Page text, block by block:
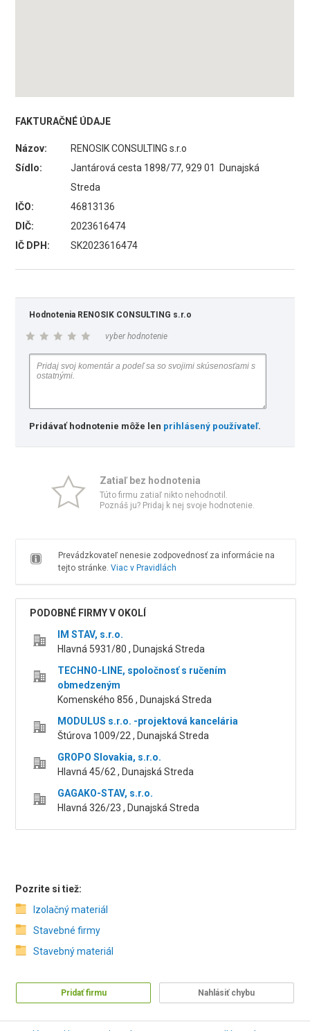
FAKTURAČNÉ ÚDAJE
Názov:
RENOSIK CONSULTING s.r.o
Sídlo:
Jantárová cesta 1898/77, 929 01 Dunajská
Streda
IČO:
46813136
DIČ:
2023616474
IČ DPH:
SK2023616474
Hodnotenia RENOSIK CONSULTING s.r.o
vyber hodnotenie
Pridávať hodnotenie môže len prihlásený používateľ.
Zatiaľ bez hodnotenia
Túto firmu zatiaľ nikto nehodnotil.
Poznáš ju? Pridaj k nej svoje hodnotenie.
Prevádzkovateľ nenesie zodpovednosť za informácie na
tejto stránke. Viac v Pravidlách
PODOBNÉ FIRMY V OKOLÍ
IM STAV, s.r.o.
Hlavná 5931/80 , Dunajská Streda
TECHNO-LINE, spoločnosť s ručením
obmedzeným
Komenského 856 , Dunajská Streda
MODULUS s.r.o. -projektová kancelária
Štúrova 1009/22 , Dunajská Streda
GROPO Slovakia, s.r.o.
Hlavná 45/62 , Dunajská Streda
GAGAKO-STAV, s.r.o.
Hlavná 326/23 , Dunajská Streda
Pozrite si tiež:
Izolačný materiál
Stavebné firmy
Stavebný materiál
Pridať firmu Nahlásiť chybu